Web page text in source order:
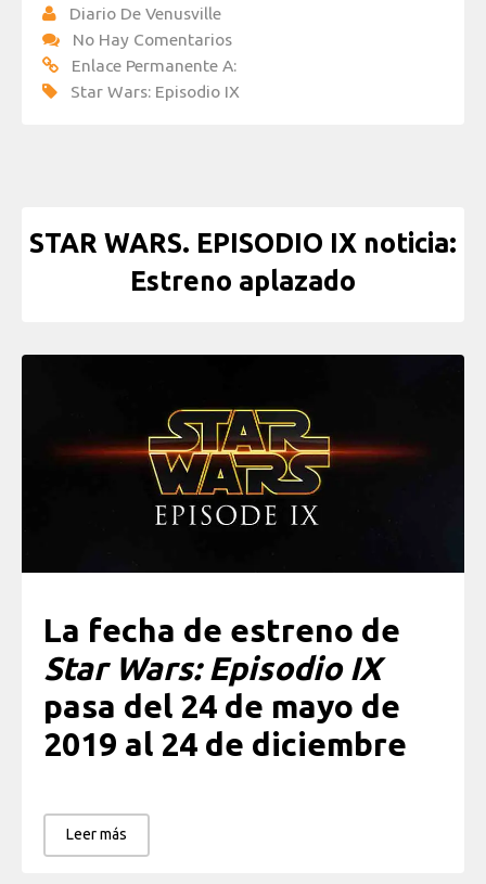
Diario De Venusville
No Hay Comentarios
Enlace Permanente A:
Star Wars: Episodio IX
STAR WARS. EPISODIO IX noticia:
Estreno aplazado
La fecha de estreno de
Star Wars: Episodio IX
pasa del 24 de mayo de
2019 al 24 de diciembre
Leer más